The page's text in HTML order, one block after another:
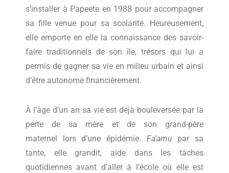
s’installer à Papeete en 1988 pour accompagner
sa fille venue pour sa scolarité. Heureusement,
elle emporte en elle la connaissance des savoir-
faire traditionnels de son île, trésors qui lui a
permis de gagner sa vie en milieu urbain et ainsi
d’être autonome financièrement.
À l’âge d’un an sa vie est déjà bouleversée par la
perte de sa mère et de son grand-père
maternel lors d’une épidémie. Fa’amu par sa
tante, elle grandit, aide dans les tâches
quotidiennes avant d’aller à l’école où elle est